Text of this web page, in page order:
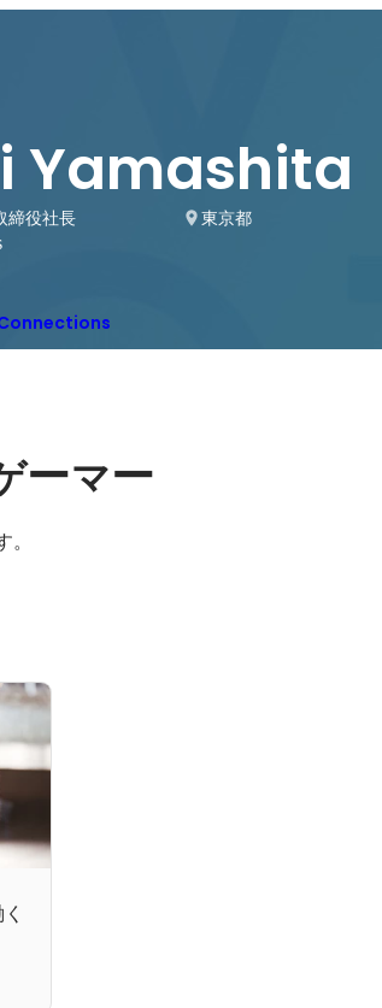
Yamashita
締役社長
東京都
ーマー